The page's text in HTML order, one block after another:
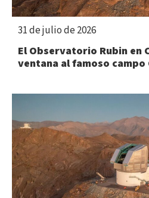
El Observatorio Rubin en
ventana al famoso campo
31 de julio de 2026